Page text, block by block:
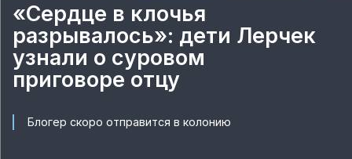
«Сердце в клочья
разрывалось»: дети Лерчек
узнали о суровом
приговоре отцу
Блогер скоро отправится в колонию